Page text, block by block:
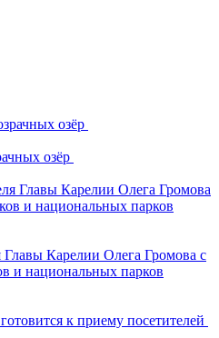
озёр
Главы Карелии Олега Громова с
и национальных парков